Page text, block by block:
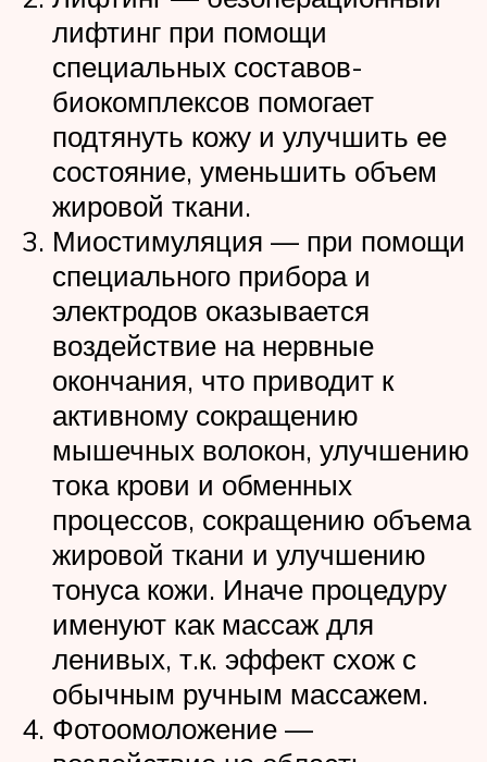
лифтинг при помощи
специальных составов-
биокомплексов помогает
подтянуть кожу и улучшить ее
состояние, уменьшить объем
жировой ткани.
Миостимуляция — при помощи
специального прибора и
электродов оказывается
воздействие на нервные
окончания, что приводит к
активному сокращению
мышечных волокон, улучшению
тока крови и обменных
процессов, сокращению объема
жировой ткани и улучшению
тонуса кожи. Иначе процедуру
именуют как массаж для
ленивых, т.к. эффект схож с
обычным ручным массажем.
Фотоомоложение —